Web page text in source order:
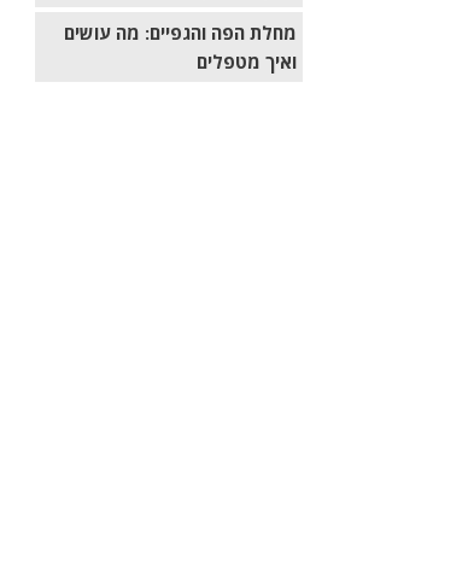
מחלת הפה והגפיים: מה עושים
ואיך מטפלים